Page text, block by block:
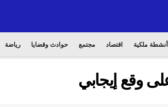
أنشطة ملكية اقتصاد مجتمع حوادث وقضايا رياضة
وقع إيجابي